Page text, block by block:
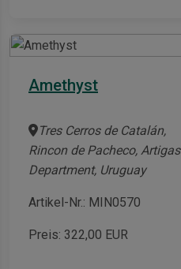
Amethyst
Tres Cerros de Catalán,
Rincon de Pacheco, Artigas
Department, Uruguay
Artikel-Nr.: MIN0570
Preis: 322,00 EUR